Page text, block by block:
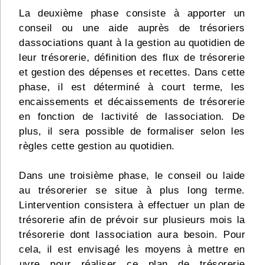
La deuxième phase consiste à apporter un
conseil ou une aide auprès de trésoriers
dassociations quant à la gestion au quotidien de
leur trésorerie, définition des flux de trésorerie
et gestion des dépenses et recettes. Dans cette
phase, il est déterminé à court terme, les
encaissements et décaissements de trésorerie
en fonction de lactivité de lassociation. De
plus, il sera possible de formaliser selon les
règles cette gestion au quotidien.
Dans une troisième phase, le conseil ou laide
au trésorerier se situe à plus long terme.
Lintervention consistera à effectuer un plan de
trésorerie afin de prévoir sur plusieurs mois la
trésorerie dont lassociation aura besoin. Pour
cela, il est envisagé les moyens à mettre en